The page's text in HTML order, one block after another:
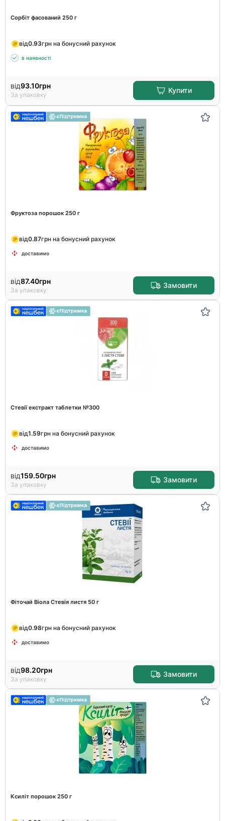
Сорбіт фасований 250 г
від0.93грн на бонусний рахунок
в наявності
від93.10грн
За упаковку
Купити
Фруктоза порошок 250 г
від0.87грн на бонусний рахунок
доставимо
від87.40грн
За упаковку
Замовити
Стевії екстракт таблетки №300
від1.59грн на бонусний рахунок
доставимо
від159.50грн
За упаковку
Замовити
Фіточай Віола Стевія листя 50 г
від0.98грн на бонусний рахунок
доставимо
від98.20грн
За упаковку
Замовити
Ксиліт порошок 250 г